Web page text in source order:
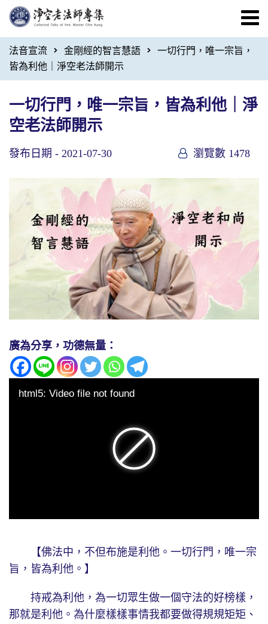
法音宣流 金剛經的智言慧語
一切行門，唯一宗旨，
皆為利他｜淨空老法師開示
一切行門，唯一宗旨，皆為利他｜淨
空老法師開示
發布日期 - 2021-07-30 瀏覽數 1478
廣為分享，功德無量：
html5: Video file not found
【佛法中，不但布施是利他。一切行門，唯一宗
旨，皆為利他。】
持戒為利他，為一切眾生做一個守法的好榜樣，
那就是利他。為什麼樣樣事情我都要做得規規矩矩、